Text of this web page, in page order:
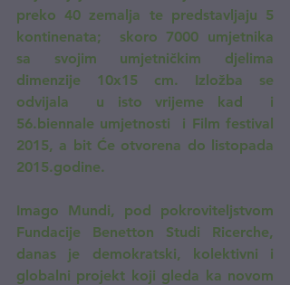
preko 40 zemalja te predstavljaju 5
kontinenata;  skoro 7000 umjetnika
sa svojim umjetničkim djelima
dimenzije 10x15 cm. Izložba se
odvijala  u isto vrijeme kad  i
56.biennale umjetnosti  i Film festival
2015, a bit Će otvorena do listopada
2015.godine.
Imago Mundi, pod pokroviteljstvom
Fundacije Benetton Studi Ricerche,
danas je demokratski, kolektivni i
globalni projekt koji gleda ka novom